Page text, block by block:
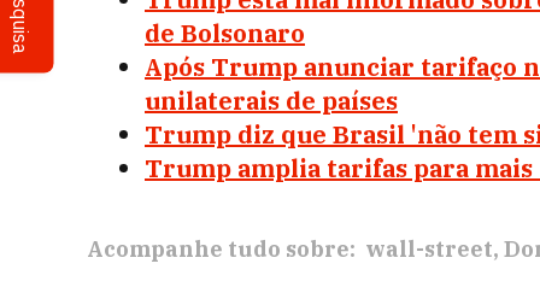
de Bolsonaro
Após Trump anunciar tarifaço
unilaterais de países
Trump diz que Brasil 'não tem
Trump amplia tarifas para
Acompanhe tudo sobre: wall-street